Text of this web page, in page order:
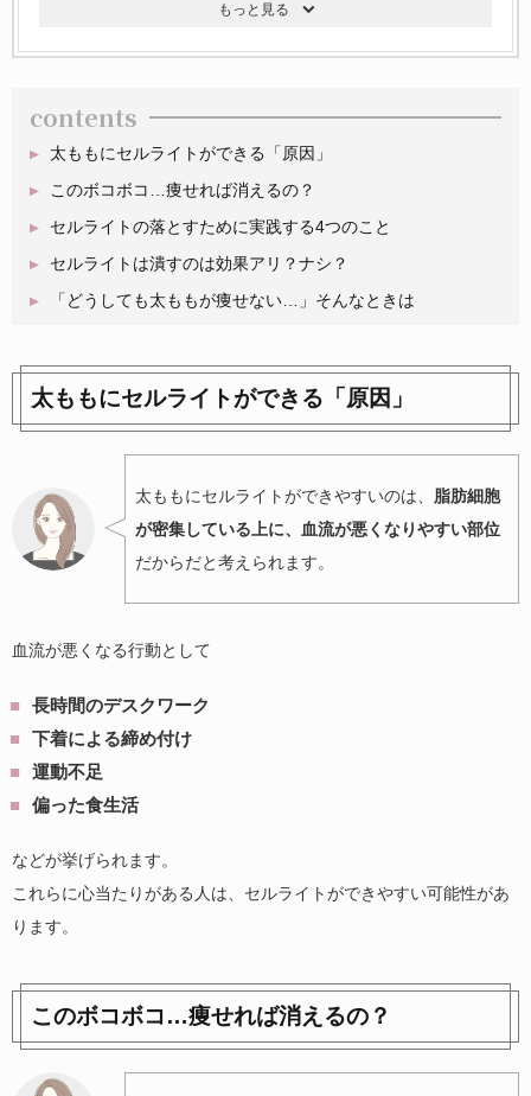
contents
太ももにセルライトができる「原因」
このボコボコ…痩せれば消えるの？
セルライトの落とすために実践する4つのこと
セルライトは潰すのは効果アリ？ナシ？
「どうしても太ももが痩せない…」そんなときは
太ももにセルライトができる「原因」
太ももにセルライトができやすいのは、 脂肪細胞
が密集している上に、血流が悪くなりやすい部位
だからだと考えられます。
血流が悪くなる行動として
長時間のデスクワーク
下着による締め付け
運動不足
偏った食生活
などが挙げられます。
これらに心当たりがある人は、セルライトができやすい可能性があ
ります。
このボコボコ…痩せれば消えるの？